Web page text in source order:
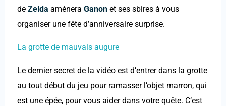
de Zelda amènera Ganonet ses sbires à vous
organiser une fête d’anniversaire surprise.
La grotte de mauvais augure
Le dernier secret de la vidéo est d’entrer dans la grotte
au tout début du jeu pour ramasser l’objet marron, qui
est une épée, pour vous aider dans votre quête. C’est